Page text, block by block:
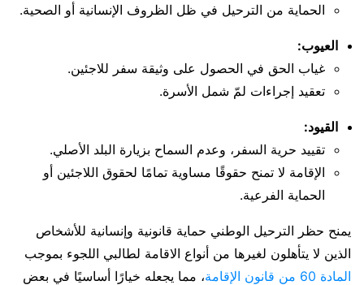
الحماية من الترحيل في ظل الظروف الإنسانية أو الصحية.
العيوب:
غياب الحق في الحصول على وثيقة سفر للاجئين.
تعقيد إجراءات لمّ شمل الأسرة.
القيود:
تقييد حرية السفر، وعدم السماح بزيارة البلد الأصلي.
الإقامة لا تمنح حقوقًا مساوية تمامًا لحقوق اللاجئين أو
الحماية الفرعية.
يمنح حظر الترحيل الوطني حماية قانونية وإنسانية للأشخاص
الذين لا يتأهلون لغيرها من أنواع الاقامة لطالبي اللجوء بموجب
المادة 60 من قانون الإقامة
، مما يجعله خيارًا أساسيًا في بعض